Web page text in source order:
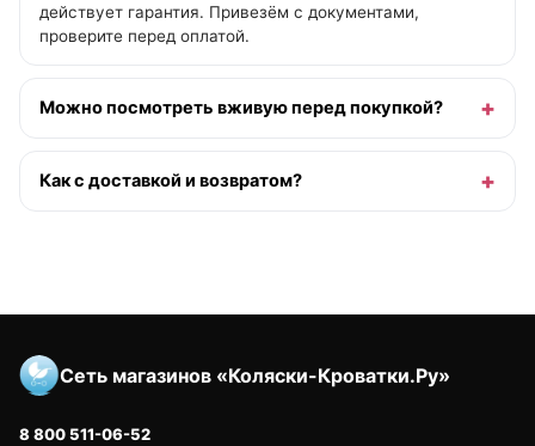
действует гарантия. Привезём с документами,
проверите перед оплатой.
Можно посмотреть вживую перед покупкой?
Как с доставкой и возвратом?
Сеть магазинов «Коляски-Кроватки.Ру»
8 800 511-06-52